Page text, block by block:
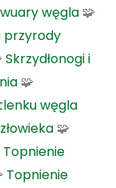
węgla 🧩
przyrody
Skrzydłonogi i
🧩
węgla
🧩
Topnienie
Topnienie